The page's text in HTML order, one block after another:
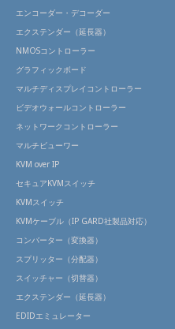
エンコーダー・デコーダー
エクステンダー（延長器）
NMOSコントローラー
グラフィックボード
マルチディスプレイコントローラー
ビデオウォールコントローラー
ネットワークコントローラー
マルチビューワー
KVM over IP
セキュアKVMスイッチ
KVMスイッチ
KVMケーブル（IP GARD社製品対応）
コンバーター（変換器）
スプリッター（分配器）
スイッチャー（切替器）
エクステンダー（延長器）
EDIDエミュレーター